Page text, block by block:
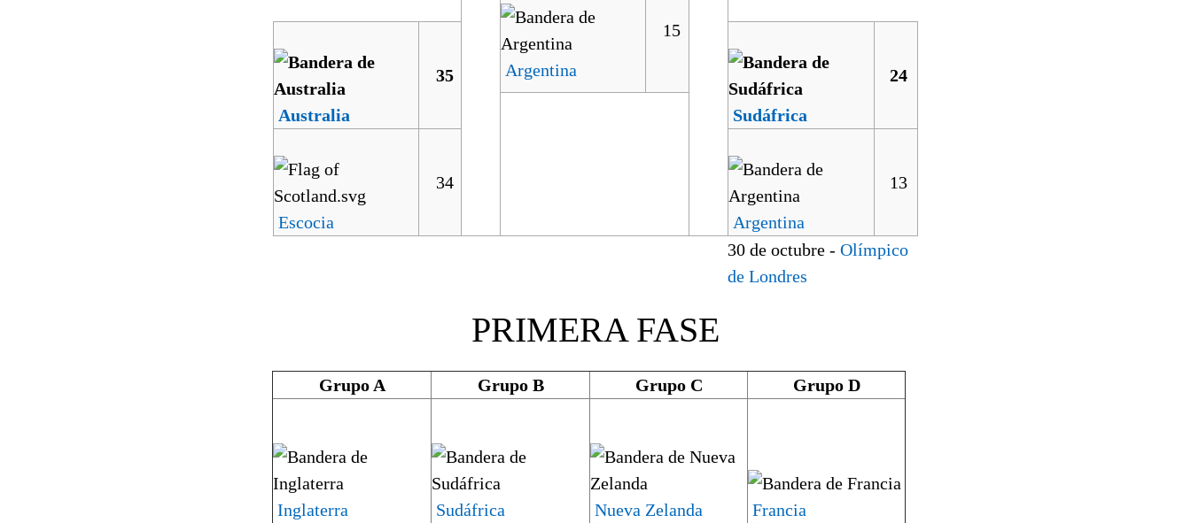
Argentina
15
Australia
35
Sudáfrica
24
Escocia
34
Argentina
13
30 de octubre - Olímpico
de Londres
PRIMERA FASE
Grupo A Grupo B Grupo C Grupo D
Inglaterra Sudáfrica Nueva Zelanda Francia